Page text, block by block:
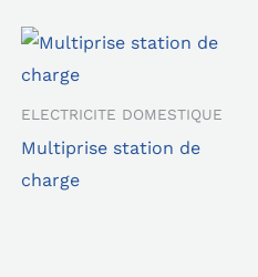
ELECTRICITE DOMESTIQUE
Multiprise station de
charge